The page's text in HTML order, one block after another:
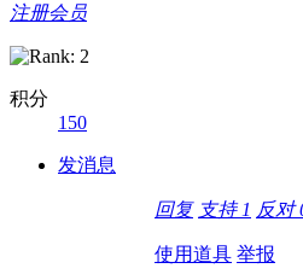
注册会员
积分
150
发消息
回复 支持 1 反对
使用道具 举报